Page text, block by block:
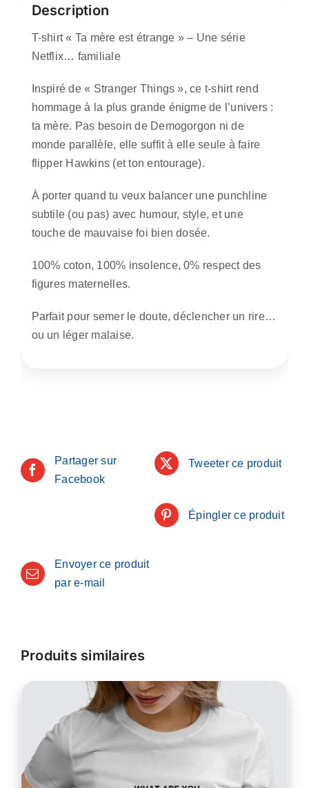
Description
T-shirt « Ta mère est étrange » – Une série
Netflix… familiale
Inspiré de « Stranger Things », ce t-shirt rend
hommage à la plus grande énigme de l’univers :
ta mère. Pas besoin de Demogorgon ni de
monde parallèle, elle suffit à elle seule à faire
flipper Hawkins (et ton entourage).
À porter quand tu veux balancer une punchline
subtile (ou pas) avec humour, style, et une
touche de mauvaise foi bien dosée.
100% coton, 100% insolence, 0% respect des
figures maternelles.
Parfait pour semer le doute, déclencher un rire…
ou un léger malaise.
Partager sur
Facebook
Tweeter ce produit
Épingler ce produit
Envoyer ce produit
par e-mail
Produits similaires